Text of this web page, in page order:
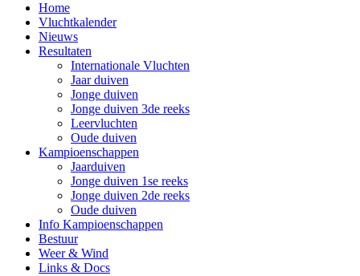
Home
Vluchtkalender
Nieuws
Resultaten
Internationale Vluchten
Jaar duiven
Jonge duiven
Jonge duiven 3de reeks
Leervluchten
Oude duiven
Kampioenschappen
Jaarduiven
Jonge duiven 1se reeks
Jonge duiven 2de reeks
Oude duiven
Info Kampioenschappen
Bestuur
Weer & Wind
Links & Docs